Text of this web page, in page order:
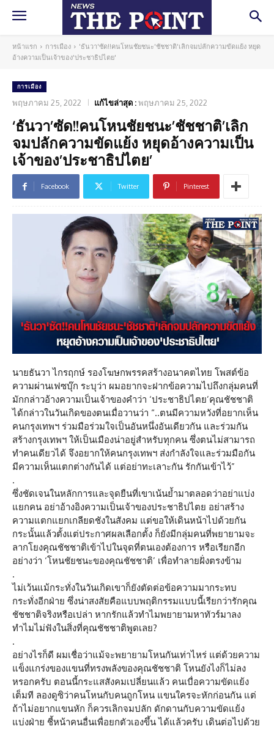
หน้าแรก การเมือง
'ธันวา'ซัด!!คนโหนชัยชนะ'ชัชชาติ'เลิกจมปลักความขัดแย้ง หยุด
อ้างความเป็นเจ้าของ'ประชาธิปไตย'
การเมือง
พฤษภาคม 25, 2022 แก้ไขล่าสุด :พฤษภาคม 25, 2022
‘ธันวา’ซัด!!คนโหนชัยชนะ’ชัชชาติ’เลิก
จมปลักความขัดแย้ง หยุดอ้างความเป็น
เจ้าของ’ประชาธิปไตย’
Facebook Twitter Pinterest
นายธันวา ไกรฤกษ์ รองโฆษกพรรคสร้างอนาคตไทย โพสต์ข้อ
ความผ่านเฟซบุ๊ก ระบุว่า ผมอยากจะฝากข้อความไปถึงกลุ่มคนที่
มักกล่าวอ้างความเป็นเจ้าของคำว่า ‘ประชาธิปไตย’คุณชัชชาติ
ได้กล่าวในวันเกิดของตนเมื่อวานว่า “..ตนมีความหวังที่อยากเห็น
คนกรุงเทพฯ ร่วมมือร่วมใจเป็นอันหนึ่งอันเดียวกัน และร่วมกัน
สร้างกรุงเทพฯ ให้เป็นเมืองน่าอยู่สำหรับทุกคน ซึ่งตนไม่สามารถ
ทำคนเดียวได้ จึงอยากให้คนกรุงเทพฯ ส่งกำลังใจและร่วมมือกัน
มีความเห็นแตกต่างกันได้ แต่อย่าทะเลาะกัน รักกันเข้าไว้”
.
ซึ่งชัดเจนในหลักการและจุดยืนที่เขาเน้นย้ำมาตลอดว่าอย่าแบ่ง
แยกคน อย่าอ้างอิงความเป็นเจ้าของประชาธิปไตย อย่าสร้าง
ความแตกแยกเกลียดชังในสังคม แต่ขอให้เดินหน้าไปด้วยกัน
กระนั้นแล้วตั้งแต่ประกาศผลเลือกตั้ง ก็ยังมีกลุ่มคนที่พยายามจะ
ลากโยงคุณชัชชาติเข้าไปในจุดที่ตนเองต้องการ หรือเรียกอีก
อย่างว่า ‘โหนชัยชนะของคุณชัชชาติ’ เพื่อทำลายฝั่งตรงข้าม
.
ไม่เว้นแม้กระทั่งในวันเกิดเขาก็ยังตัดต่อข้อความมากระทบ
กระทั่งอีกฝ่าย ซึ่งน่าสงสัยคือแบบพฤติกรรมแบบนี้เรียกว่ารักคุณ
ชัชชาติจริงหรือเปล่า หากรักแล้วทำไมพยายามหาทัวร์มาลง
ทำไมไม่ฟังในสิ่งที่คุณชัชชาติพูดเลย?
.
อย่างไรก็ดี ผมเชื่อว่าแม้จะพยายามโหนกันเท่าไหร่ แต่ด้วยความ
แข็งแกร่งของแขนที่ทรงพลังของคุณชัชชาติ โหนยังไงก็ไม่ลง
หรอกครับ ตอนนี้กระแสสังคมเปลี่ยนแล้ว คนเบื่อความขัดแย้ง
เต็มที ลองดูซิว่าคนโหนกับคนถูกโหน แขนใครจะหักก่อนกัน แต่
ถ้าไม่อยากแขนหัก ก็ควรเลิกจมปลัก ดักดานกับความขัดแย้ง
แบ่งฝ่าย ชี้หน้าคนอื่นเพื่อยกตัวเองขึ้น ได้แล้วครับ เดินต่อไปด้วย